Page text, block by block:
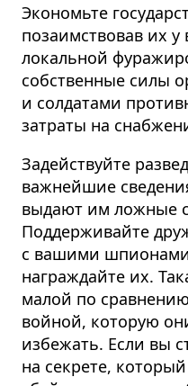
Экономьте
позаимствовав их у
локальной
собственные силы
и солдатами
затраты на
Задействуйте
важнейшие
выдают им ложные
Поддерживайте
с вашими
награждайте их.
малой по
войной, которую
избежать. Если вы
на секрете,